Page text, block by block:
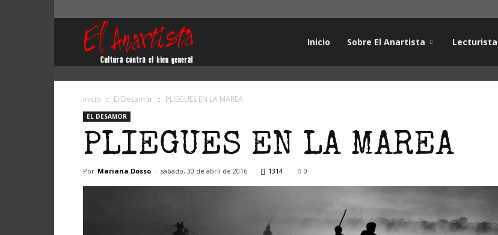
Inicio Sobre El Anartista Lecturista
Inicio El Desamor PLIEGUES EN LA MAREA
EL DESAMOR
PLIEGUES EN LA MAREA
Por Mariana Dosso - sábado, 30 de abril de 2016 1314 0